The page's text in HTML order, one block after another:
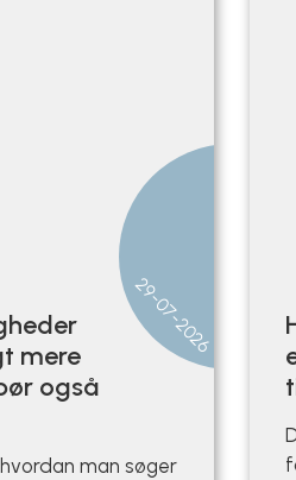
29-07-2026
mere
også
man søger